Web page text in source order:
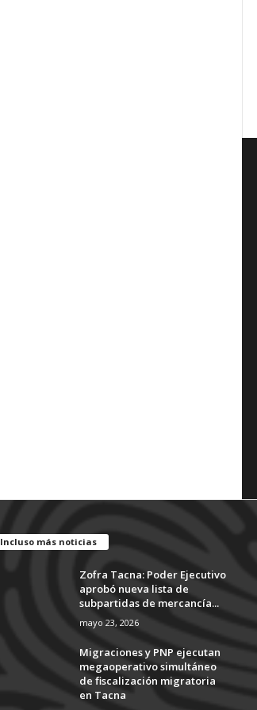
Incluso más noticias
Zofra Tacna: Poder Ejecutivo
aprobó nueva lista de
subpartidas de mercancía...
mayo 23, 2026
Migraciones y PNP ejecutan
megaoperativo simultáneo
de fiscalización migratoria
en Tacna